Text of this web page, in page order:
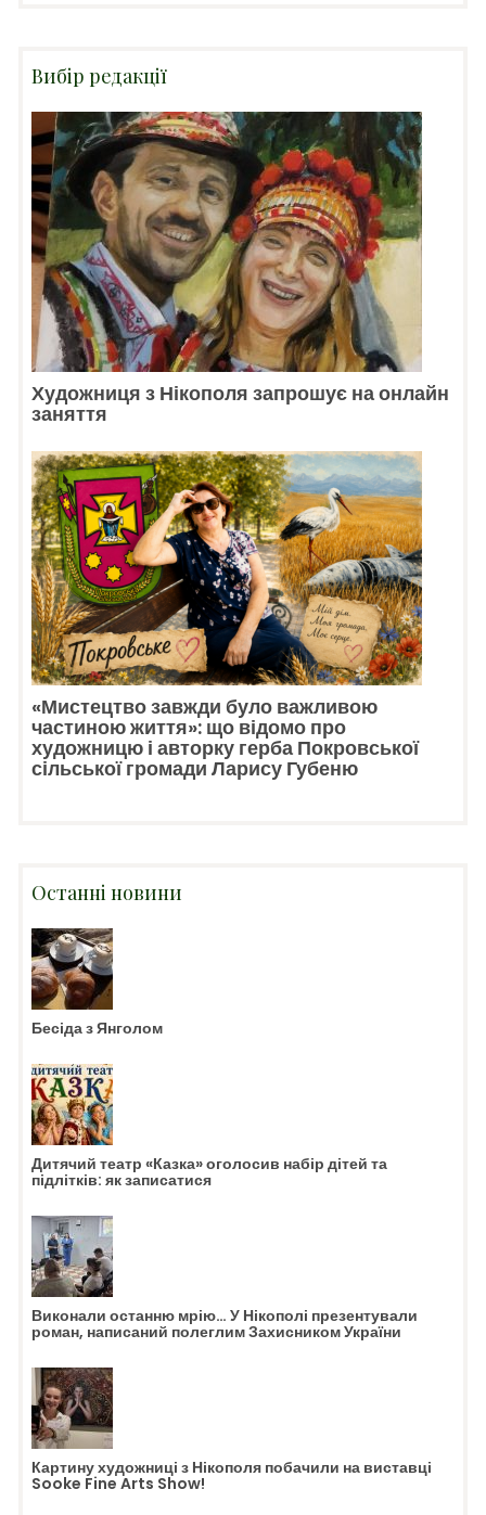
Вибір редакції
Художниця з Нікополя запрошує на онлайн
заняття
«Мистецтво завжди було важливою
частиною життя»: що відомо про
художницю і авторку герба Покровської
сільської громади Ларису Губеню
Останні новини
Бесіда з Янголом
Дитячий театр «Казка» оголосив набір дітей та
підлітків: як записатися
Виконали останню мрію… У Нікополі презентували
роман, написаний полеглим Захисником України
Картину художниці з Нікополя побачили на виставці
Sooke Fine Arts Show!